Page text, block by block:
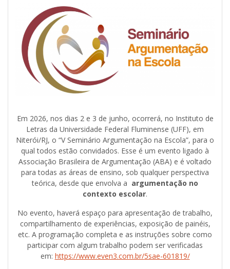
Em 2026, nos dias 2 e 3 de junho, ocorrerá, no Instituto de
Letras da Universidade Federal Fluminense (UFF), em
Niterói/RJ, o “V Seminário Argumentação na Escola”, para o
qual todos estão convidados. Esse é um evento ligado à
Associação Brasileira de Argumentação (ABA) e é voltado
para todas as áreas de ensino, sob qualquer perspectiva
teórica, desde que envolva a argumentação no
contexto escolar.
No evento, haverá espaço para apresentação de trabalho,
compartilhamento de experiências, exposição de painéis,
etc. A programação completa e as instruções sobre como
participar com algum trabalho podem ser verificadas
em: https://www.even3.com.br/5sae-601819/